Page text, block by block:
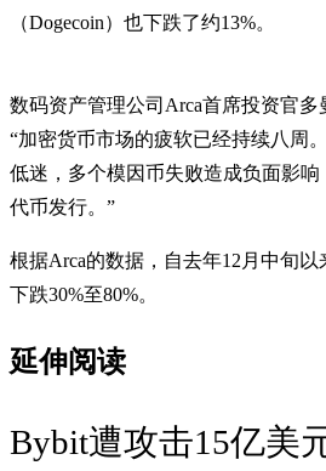
（Dogecoin）也下跌了约13%。
数码资产管理公司Arca首席投资官多
“加密货币市场的疲软已经持续八周
低迷，多个模因币失败造成负面影
代币发行。”
根据Arca的数据，自去年12月中旬
下跌30%至80%。
延伸阅读
Bybit遭攻击15亿美